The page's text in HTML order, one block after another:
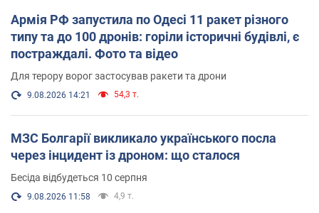
Армія РФ запустила по Одесі 11 ракет різного
типу та до 100 дронів: горіли історичні будівлі, є
постраждалі. Фото та відео
Для терору ворог застосував ракети та дрони
9.08.2026 14:21 54,3 т.
МЗС Болгарії викликало українського посла
через інцидент із дроном: що сталося
Бесіда відбудеться 10 серпня
9.08.2026 11:58 4,9 т.